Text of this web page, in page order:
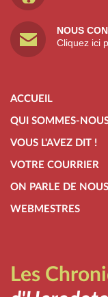
NOUS
Cliquez ici
ACCUEIL
QUI SOMMES-
VOUS L'AVEZ DIT !
VOTRE COURRIER
ON PARLE DE NOUS
WEBMESTRES
Les